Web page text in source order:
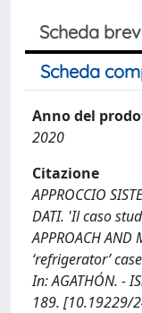
Scheda
Scheda
Anno del
2020
Citazione
APPROCCIO
DATI. 'Il caso
APPROACH AND
‘refrigerator’
In: AGATHÓN. -
189. [10.19229/